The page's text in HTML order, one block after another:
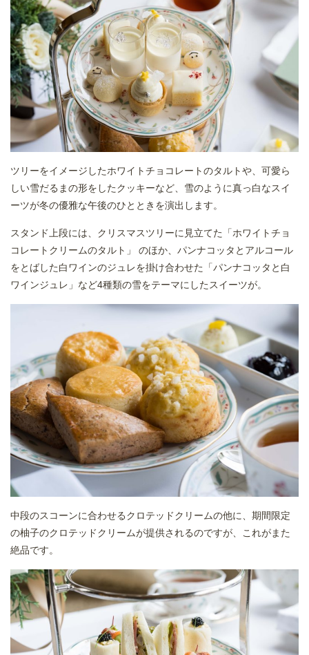
ツリーをイメージしたホワイトチョコレートのタルトや、可愛ら
しい雪だるまの形をしたクッキーなど、雪のように真っ白なスイ
ーツが冬の優雅な午後のひとときを演出します。
スタンド上段には、クリスマスツリーに見立てた「ホワイトチョ
コレートクリームのタルト」 のほか、パンナコッタとアルコール
をとばした白ワインのジュレを掛け合わせた「パンナコッタと白
ワインジュレ」など4種類の雪をテーマにしたスイーツが。
中段のスコーンに合わせるクロテッドクリームの他に、期間限定
の柚子のクロテッドクリームが提供されるのですが、これがまた
絶品です。